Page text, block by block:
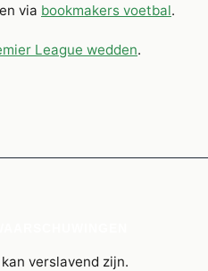
via bookmakers voetbal.
League wedden.
verslavend zijn.